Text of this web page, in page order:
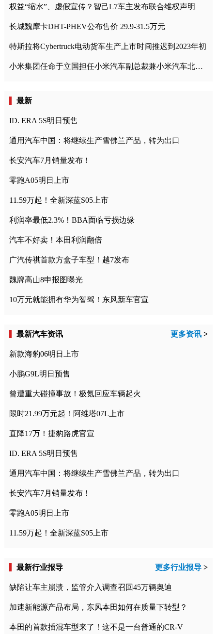
权益“缩水”、虚假宣传？智己L7车主发布联合维权声明
长城魏摩卡DHT-PHEV公布售价 29.9-31.5万元
特斯拉将Cybertruck电动货车生产上市时间推迟到2023年初
小米集团任命于立国担任小米汽车副总裁兼小米汽车北京总部政委
最新
ID. ERA 5S明日预售
通用汽车中国：将继续生产雪佛兰产品，转为出口
长安汽车7月销量发布！
零跑A05明日上市
11.59万起！全新深蓝S05上市
利润率最低2.3%！BBA面临亏损边缘
汽车不好卖！本田利润翻倍
广汽传祺首款方盒子车型！越7发布
魏牌高山8申报图曝光
10万元就能拥有华为智驾！东风新车官宣
最新汽车资讯 更多资讯 >
新款海豹06明日上市
小鹏G9L明日预售
曾遭重大碰撞事故！极氪回应车辆起火
限时21.99万元起！阿维塔07L上市
直降17万！捷豹路虎官宣
ID. ERA 5S明日预售
通用汽车中国：将继续生产雪佛兰产品，转为出口
长安汽车7月销量发布！
零跑A05明日上市
11.59万起！全新深蓝S05上市
最新行业报导 更多行业报导 >
缺陷让车主崩溃，监管介入调查召回45万辆奥迪
加速新能源产品布局，东风本田如何在质量下转型？
本田的首款插混车型来了！这不是一台普通的CR-V